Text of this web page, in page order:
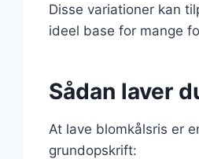
Disse variationer kan
ideel base for mange
Sådan laver
At lave blomkålsris er
grundopskrift: